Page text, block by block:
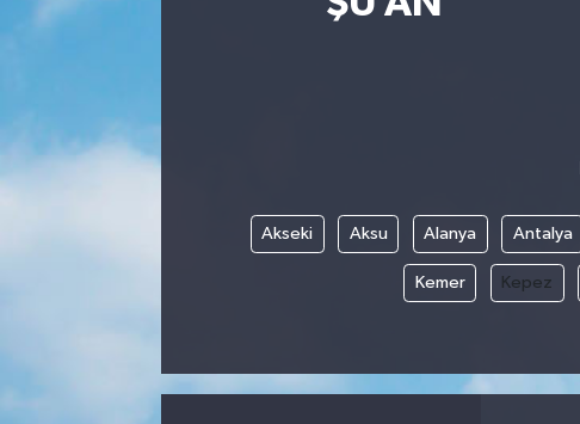
Akseki Aksu Alanya Antalya
Kemer Kepez
Dünya